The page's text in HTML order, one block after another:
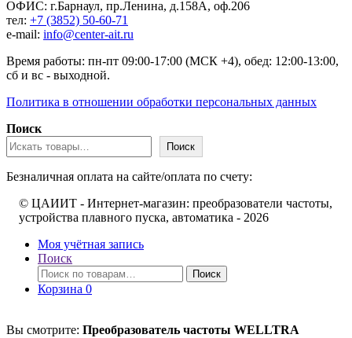
ОФИС: г.Барнаул, пр.Ленина, д.158А, оф.206
тел: +7 (3852) 50-60-71
e-mail: info@center-ait.ru
Время работы: пн-пт 09:00-17:00 (МСК +4), обед: 12:00-13:00,
сб и вс - выходной.
Политика в отношении обработки персональных данных
Поиск
Поиск
Безналичная оплата на сайте/оплата по счету:
© ЦАИИТ - Интернет-магазин: преобразователи частоты,
устройства плавного пуска, автоматика - 2026
Моя учётная запись
Поиск
Искать:
Поиск
Корзина 0
Вы смотрите: Преобразователь частоты WELLTRA